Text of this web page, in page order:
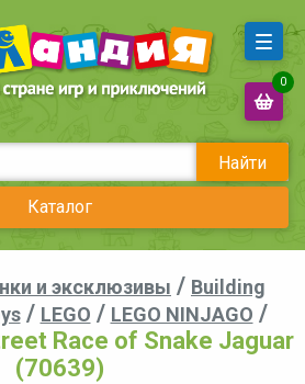
Найти
Каталог
0
и эксклюзивы / Building
/ LEGO / LEGO NINJAGO /
Race of Snake Jaguar
(70639)